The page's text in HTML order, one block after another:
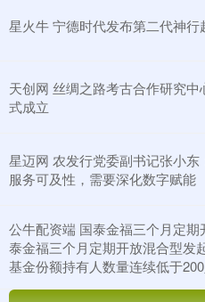
星火牛 宁德时代发布第二代神行
天创网 丝绸之路考古合作研究中
式成立
星迈网 农发行党委副书记张小东
服务可及性，需要深化数字赋能
公牛配资端 国泰金福三个月定期
泰金福三个月定期开放混合型发
基金份额持有人数量连续低于